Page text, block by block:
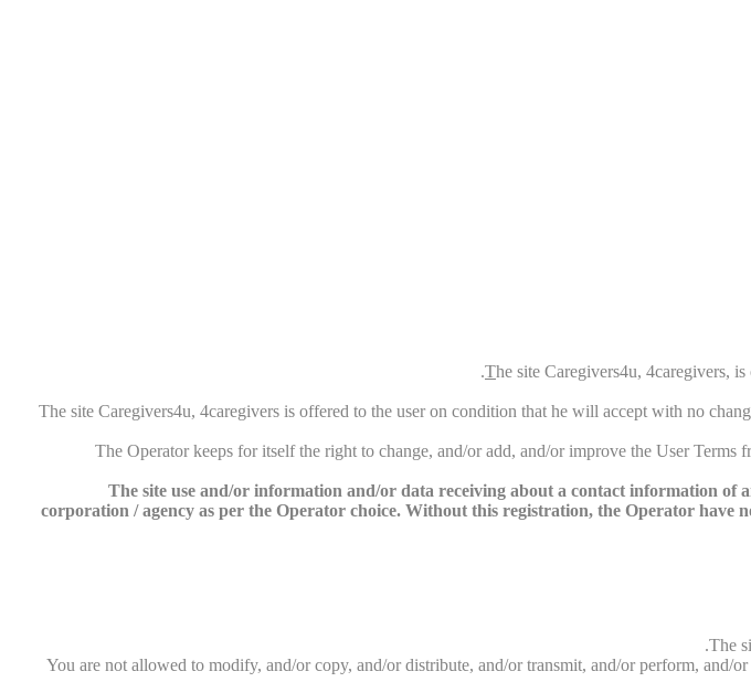
The site Caregivers4u, 4caregivers,
The site Caregivers4u, 4caregivers is offered to the user on condition that he will accept with no
The Operator keeps for itself the right to change, and/or add, and/or improve the User
The site use and/or information and/or data receiving about a contact information
corporation / agency as per the Operator choice. Without this registration, the Operator
The
You are not allowed to modify, and/or copy, and/or distribute, and/or transmit, and/or perform, and/